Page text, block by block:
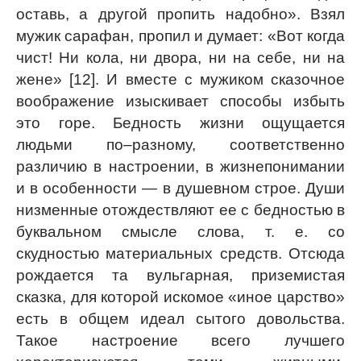
оставь, а другой пропить надобно». Взял
мужик сарафан, пропил и думает: «Вот когда
чист! Ни кола, ни двора, ни на себе, ни на
жене» [12]. И вместе с мужиком сказочное
воображение изыскивает способы избыть
это горе. Бедность жизни ощущается
людьми по–разному, соответственно
различию в настроении, в жизнепонимании
и в особенности — в душевном строе. Души
низменные отождествляют ее с бедностью в
буквальном смысле слова, т. е. со
скудностью материальных средств. Отсюда
рождается та вульгарная, приземистая
сказка, для которой искомое «иное царство»
есть в общем идеал сытого довольства.
Такое настроение всего лучшего